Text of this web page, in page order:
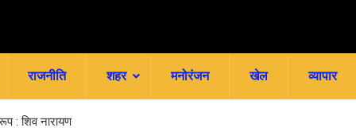
राजनीति शहर मनोरंजन खेल व्यापार
: शिव नारायण